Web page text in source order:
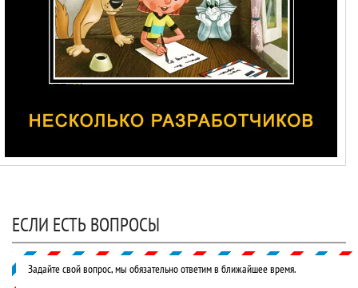
ЕСЛИ ЕСТЬ ВОПРОСЫ
Задайте свой вопрос, мы обязательно ответим в ближайшее время.